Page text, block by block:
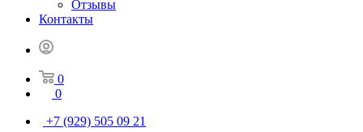
Отзывы
Контакты
0
0
+7 (929) 505 09 21